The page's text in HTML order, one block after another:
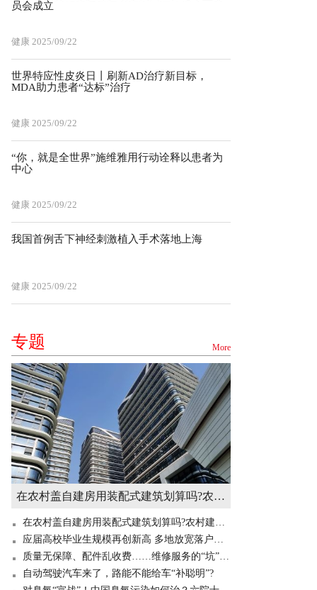
员会成立
健康 2025/09/22
世界特应性皮炎日丨刷新AD治疗新目标，
MDA助力患者“达标”治疗
健康 2025/09/22
“你，就是全世界”施维雅用行动诠释以患者为
中心
健康 2025/09/22
我国首例舌下神经刺激植入手术落地上海
健康 2025/09/22
专题 More
在农村盖自建房用装配式建筑划算吗?农村建造装配式房屋有补贴吗? 世界快讯
在农村盖自建房用装配式建筑划算吗?农村建造装配式房屋有补贴吗? 世界快讯
应届高校毕业生规模再创新高 多地放宽落户门槛“抢人”
质量无保障、配件乱收费……维修服务的“坑”你掉过吗？
自动驾驶汽车来了，路能不能给车“补聪明”?